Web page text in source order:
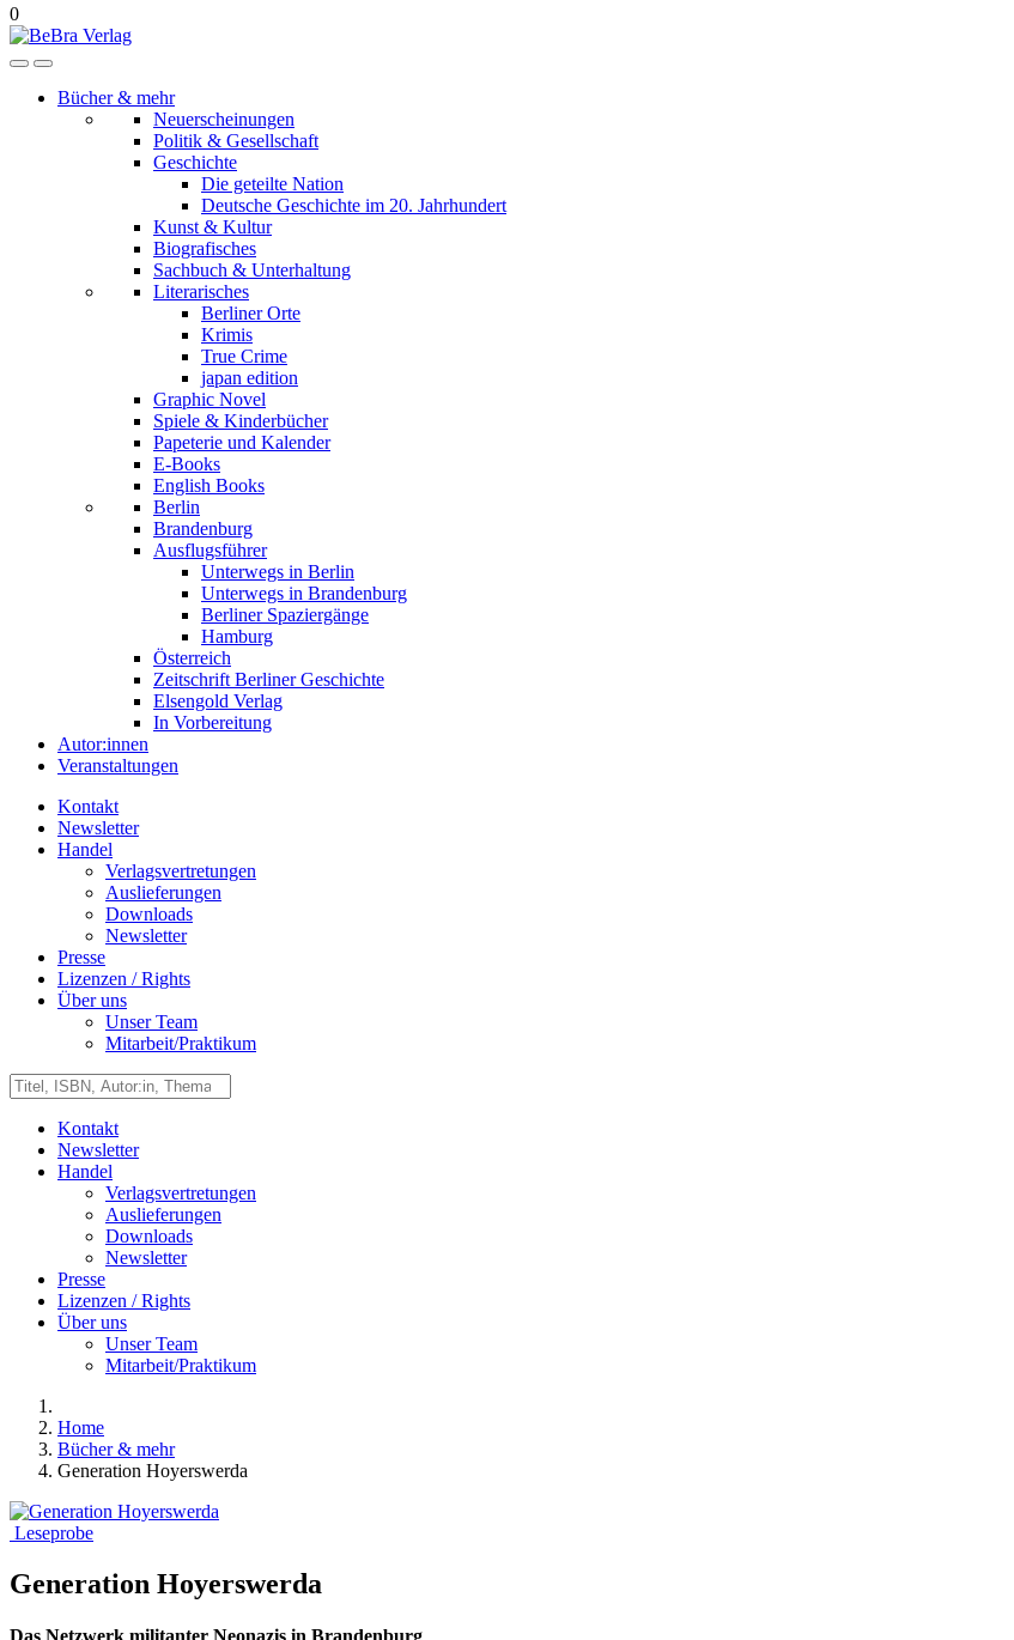
0
Bücher & mehr
Neuerscheinungen
Politik & Gesellschaft
Geschichte
Die geteilte Nation
Deutsche Geschichte im 20. Jahrhundert
Kunst & Kultur
Biografisches
Sachbuch & Unterhaltung
Literarisches
Berliner Orte
Krimis
True Crime
japan edition
Graphic Novel
Spiele & Kinderbücher
Papeterie und Kalender
E-Books
English Books
Berlin
Brandenburg
Ausflugsführer
Unterwegs in Berlin
Unterwegs in Brandenburg
Berliner Spaziergänge
Hamburg
Österreich
Zeitschrift Berliner Geschichte
Elsengold Verlag
In Vorbereitung
Autor:innen
Veranstaltungen
Kontakt
Newsletter
Handel
Verlagsvertretungen
Auslieferungen
Downloads
Newsletter
Presse
Lizenzen / Rights
Über uns
Unser Team
Mitarbeit/Praktikum
Kontakt
Newsletter
Handel
Verlagsvertretungen
Auslieferungen
Downloads
Newsletter
Presse
Lizenzen / Rights
Über uns
Unser Team
Mitarbeit/Praktikum
Home
Bücher & mehr
Generation Hoyerswerda
Leseprobe
Generation Hoyerswerda